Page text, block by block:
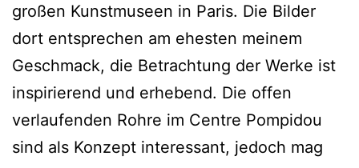
großen Kunstmuseen in Paris. Die Bilder
dort entsprechen am ehesten meinem
Geschmack, die Betrachtung der Werke ist
inspirierend und erhebend. Die offen
verlaufenden Rohre im Centre Pompidou
sind als Konzept interessant, jedoch mag